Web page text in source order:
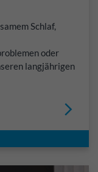
Schlaf,
oder
langjährigen